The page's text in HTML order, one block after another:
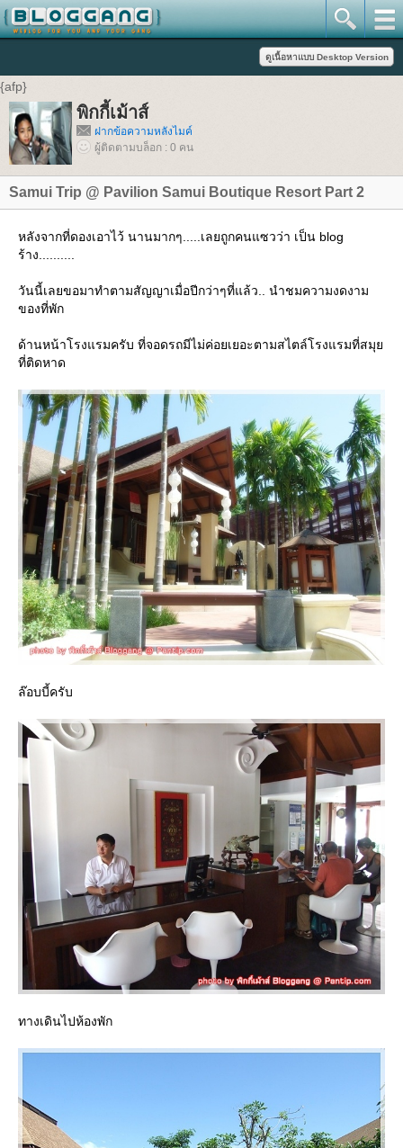
{afp}
พิกกี้เม้าส์
ฝากข้อความหลังไมค์
ผู้ติดตามบล็อก : 0 คน
Samui Trip @ Pavilion Samui Boutique Resort Part 2
หลังจากที่ดองเอาไว้ นานมากๆ.....เลยถูกคนแซวว่า เป็น blog
ร้าง..........
วันนี้เลยขอมาทำตามสัญญาเมื่อปีกว่าๆที่แล้ว.. นำชมความงดงาม
ของที่พัก
ด้านหน้าโรงแรมครับ ที่จอดรถมีไม่ค่อยเยอะตามสไตล์โรงแรมที่สมุย
ที่ติดหาด
ล๊อบบี้ครับ
ทางเดินไปห้องพัก